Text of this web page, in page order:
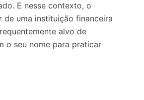
E nesse contexto, o
de uma instituição financeira
alvo de
o seu nome para praticar